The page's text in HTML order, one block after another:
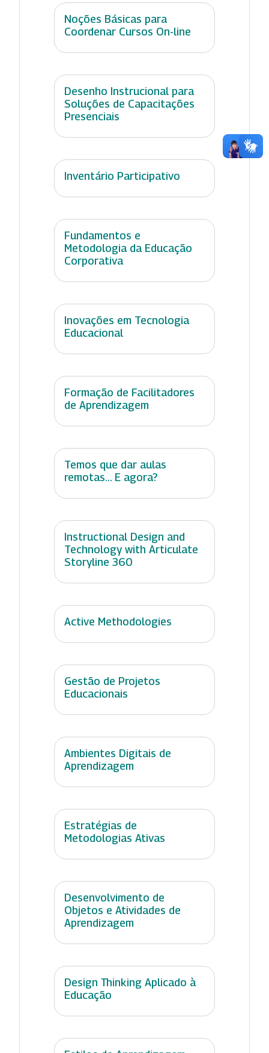
Noções Básicas para
Coordenar Cursos On-line
Desenho Instrucional para
Soluções de Capacitações
Presenciais
Inventário Participativo
Fundamentos e
Metodologia da Educação
Corporativa
Inovações em Tecnologia
Educacional
Formação de Facilitadores
de Aprendizagem
Temos que dar aulas
remotas... E agora?
Instructional Design and
Technology with Articulate
Storyline 360
Active Methodologies
Gestão de Projetos
Educacionais
Ambientes Digitais de
Aprendizagem
Estratégias de
Metodologias Ativas
Desenvolvimento de
Objetos e Atividades de
Aprendizagem
Design Thinking Aplicado à
Educação